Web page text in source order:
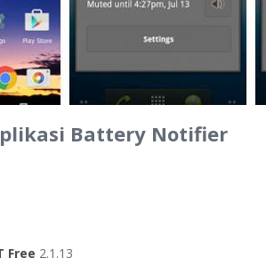
Battery Notifier
Free 2.1.13